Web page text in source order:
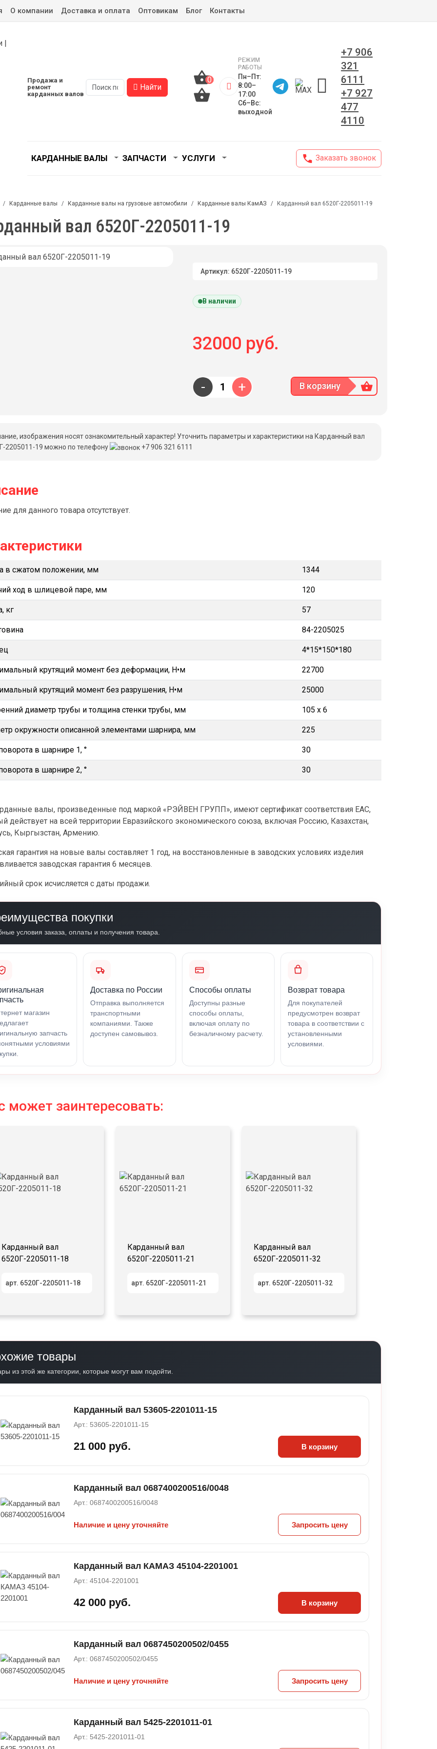
О компании Доставка и оплата Оптовикам Блог Контакты
Продажа и
ремонт
карданных валов
Найти
0
0
РЕЖИМ
РАБОТЫ
Пн–Пт:
8:00–
17:00
Сб–Вс:
выходной
+7 906
321
6111
+7 927
477
4110
КАРДАННЫЕ ВАЛЫ ЗАПЧАСТИ УСЛУГИ Заказать звонок
Карданные валы Карданные валы на грузовые автомобили Карданные валы КамАЗ Карданный вал 6520Г-2205011-19
вал 6520Г-2205011-19
Артикул: 6520Г-2205011-19
В наличии
32000 руб.
- + В корзину
изображения носят ознакомительный характер! Уточнить параметры и характеристики на Карданный вал
2205011-19 можно по телефону
+7 906 321 6111
для данного товара отсутствует.
в сжатом положении, мм 1344
ход в шлицевой паре, мм 120
кг 57
84-2205025
4*15*150*180
крутящий момент без деформации, Н•м 22700
крутящий момент без разрушения, Н•м 25000
диаметр трубы и толщина стенки трубы, мм 105 х 6
окружности описанной элементами шарнира, мм 225
в шарнире 1, ° 30
в шарнире 2, ° 30
валы, произведенные под маркой «РЭЙВЕН ГРУПП», имеют сертификат соответствия ЕАС,
действует на всей территории Евразийского экономического союза, включая Россию, Казахстан,
Кыргызстан, Армению.
гарантия на новые валы составляет 1 год, на восстановленные в заводских условиях изделия
заводская гарантия 6 месяцев.
срок исчисляется с даты продажи.
покупки
условия заказа, оплаты и получения товара.
магазин
запчасть
условиями
Доставка по России
Отправка выполняется
транспортными
компаниями. Также
доступен самовывоз.
Способы оплаты
Доступны разные
способы оплаты,
включая оплату по
безналичному расчету.
Возврат товара
Для покупателей
предусмотрен возврат
товара в соответствии с
установленными
условиями.
может заинтересовать:
Карданный вал
6520Г-2205011-18
арт. 6520Г-2205011-18
Карданный вал
6520Г-2205011-21
арт. 6520Г-2205011-21
Карданный вал
6520Г-2205011-32
арт. 6520Г-2205011-32
товары
из этой же категории, которые могут вам подойти.
Карданный вал 53605-2201011-15
Арт.: 53605-2201011-15
21 000 руб. В корзину
Карданный вал 0687400200516/0048
Арт.: 0687400200516/0048
Наличие и цену уточняйте Запросить цену
Карданный вал КАМАЗ 45104-2201001
Арт.: 45104-2201001
42 000 руб. В корзину
Карданный вал 0687450200502/0455
Арт.: 0687450200502/0455
Наличие и цену уточняйте Запросить цену
Карданный вал 5425-2201011-01
Арт.: 5425-2201011-01